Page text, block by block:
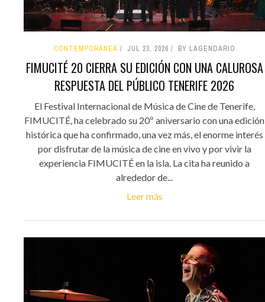
CONTEMPORÁNEA JUL 23, 2026 BY LAGENDARIO
FIMUCITÉ 20 CIERRA SU EDICIÓN CON UNA CALUROSA
RESPUESTA DEL PÚBLICO TENERIFE 2026
El Festival Internacional de Música de Cine de Tenerife,
FIMUCITÉ, ha celebrado su 20º aniversario con una edición
histórica que ha confirmado, una vez más, el enorme interés
por disfrutar de la música de cine en vivo y por vivir la
experiencia FIMUCITÉ en la isla. La cita ha reunido a
alrededor de...
Leer más